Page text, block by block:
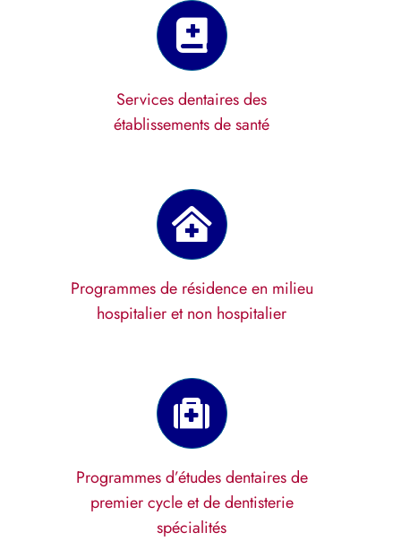
Services dentaires des
établissements de santé
Programmes de résidence en milieu
hospitalier et non hospitalier
Programmes d’études dentaires de
premier cycle et de dentisterie
spécialités